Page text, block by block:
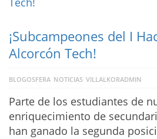
¡Subcampeones del I
Alcorcón Tech!
BLOGOSFERA NOTICIAS VILLALKORADMIN
Parte de los estudiantes de
enriquecimiento de
han ganado la segunda